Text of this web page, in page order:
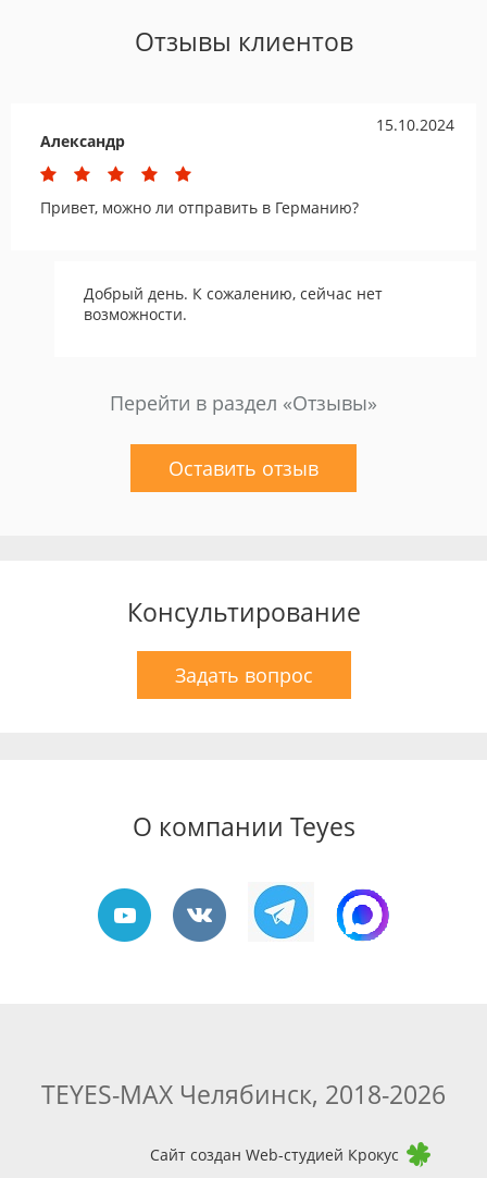
Отзывы клиентов
15.10.2024
Александр
Привет, можно ли отправить в Германию?
Добрый день. К сожалению, сейчас нет
возможности.
Перейти в раздел «Отзывы»
Оставить отзыв
Консультирование
Задать вопрос
О компании Teyes
TEYES-MAX Челябинск, 2018-2026
Сайт создан Web-студией Крокус